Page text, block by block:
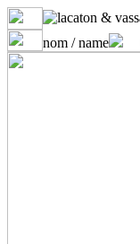
nom / name